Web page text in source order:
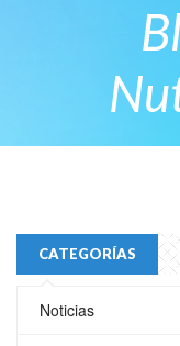
CATEGORÍAS
Noticias